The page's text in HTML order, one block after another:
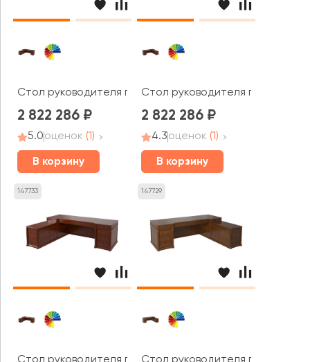
Стол руководителя полуглянцевый, кожа, левый
2 822 286
5.0оценок (1)
В корзину
Стол руководителя
2 822 286
4.3оценок (1)
В корзину
147733 147729